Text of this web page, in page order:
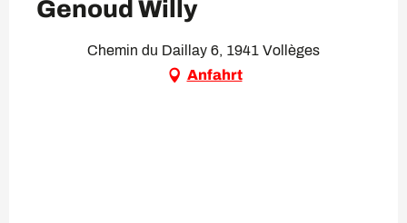
Genoud Willy
Chemin du Daillay 6, 1941 Vollèges
Anfahrt